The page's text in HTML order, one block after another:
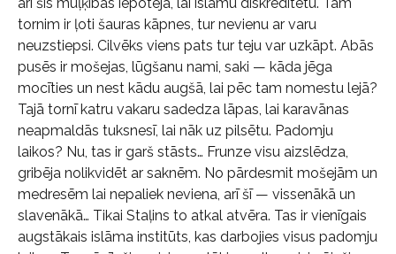
tornim ir ļoti šauras kāpnes, tur nevienu ar varu
neuzstiepsi. Cilvēks viens pats tur teju var uzkāpt. Abās
pusēs ir mošejas, lūgšanu nami, saki — kāda jēga
mocīties un nest kādu augšā, lai pēc tam nomestu lejā?
Tajā tornī katru vakaru sadedza lāpas, lai karavānas
neapmaldās tuksnesī, lai nāk uz pilsētu. Padomju
laikos? Nu, tas ir garš stāsts… Frunze visu aizslēdza,
gribēja nolikvidēt ar saknēm. No pārdesmit mošejām un
medresēm lai nepaliek neviena, arī šī — vissenākā un
slavenākā… Tikai Staļins to atkal atvēra. Tas ir vienīgais
augstākais islāma institūts, kas darbojies visus padomju